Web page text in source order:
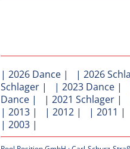
| 2026 Dance | | 2026
Schlager | | 2023 Dance |
Dance | | 2021 Schlager |
| 2013 | | 2012 | | 2011 |
| 2003 |